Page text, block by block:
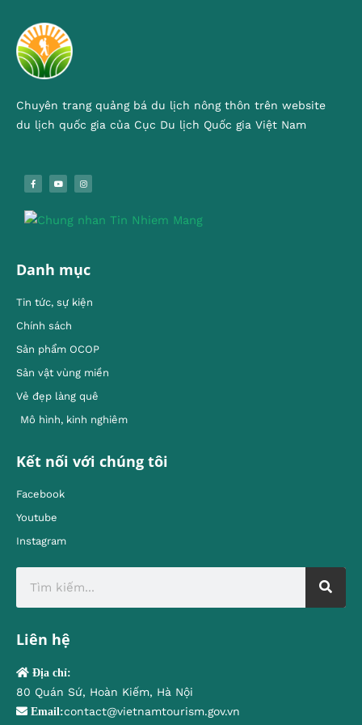
Chuyên trang quảng bá du lịch nông thôn trên website
du lịch quốc gia của Cục Du lịch Quốc gia Việt Nam
Danh mục
Tin tức, sự kiện
Chính sách
Sản phẩm OCOP
Sản vật vùng miền
Vẻ đẹp làng quê
Mô hình, kinh nghiêm
Kết nối với chúng tôi
Facebook
Youtube
Instagram
Liên hệ
Địa chỉ:
80 Quán Sứ, Hoàn Kiếm, Hà Nội
Email:contact@vietnamtourism.gov.vn